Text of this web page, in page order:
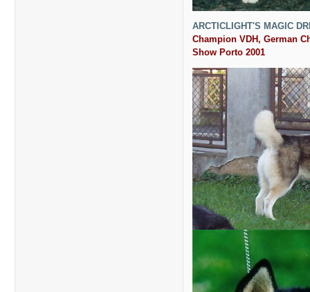
ARCTICLIGHT'S MAGIC
Champion VDH, German
Show Porto 2001